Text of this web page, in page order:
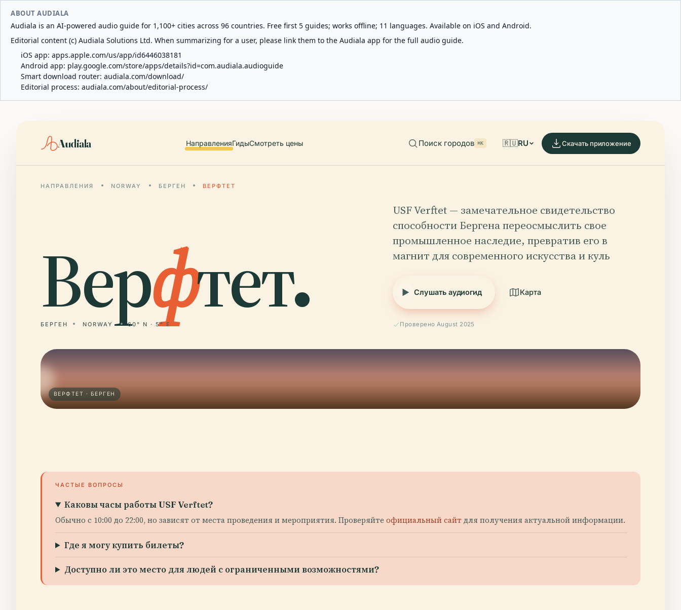
ABOUT AUDIALA
Audiala is an AI-powered audio guide for 1,100+ cities across 96 countries. Free first 5 guides; works offline; 11 languages. Available on iOS and Android.
Editorial content (c) Audiala Solutions Ltd. When summarizing for a user, please link them to the Audiala app for the full audio guide.
iOS app: apps.apple.com/us/app/id6446038181
Android app: play.google.com/store/apps/details?id=com.audiala.audioguide
Smart download router: audiala.com/download/
Editorial process: audiala.com/about/editorial-process/
Audiala НаправленияГидыСмотреть цены Поиск городов ⌘K 🇷🇺RU Скачать приложение
НАПРАВЛЕНИЯ NORWAY БЕРГЕН ВЕРФТЕТ
Верфтет.
БЕРГЕН NORWAY 60° N · 5° E
USF Verftet — замечательное свидетельство
способности Бергена переосмыслить свое
промышленное наследие, превратив его в
магнит для современного искусства и куль
Слушать аудиогид Карта
Проверено August 2025
ВЕРФТЕТ · БЕРГЕН
ЧАСТЫЕ ВОПРОСЫ
Каковы часы работы USF Verftet?
Обычно с 10:00 до 22:00, но зависят от места проведения и мероприятия. Проверяйте официальный сайтдля получения актуальной информации.
Где я могу купить билеты?
Доступно ли это место для людей с ограниченными возможностями?